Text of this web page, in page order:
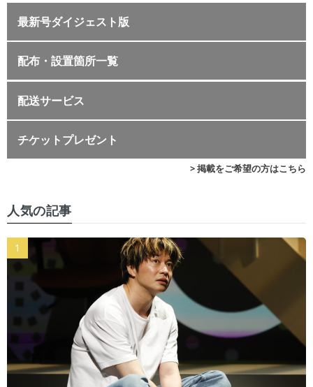
最新号ダイジェスト版
配布・設置箇所一覧
配送サービス
チケットプレゼント
> 掲載をご希望の方はこちら
人気の記事